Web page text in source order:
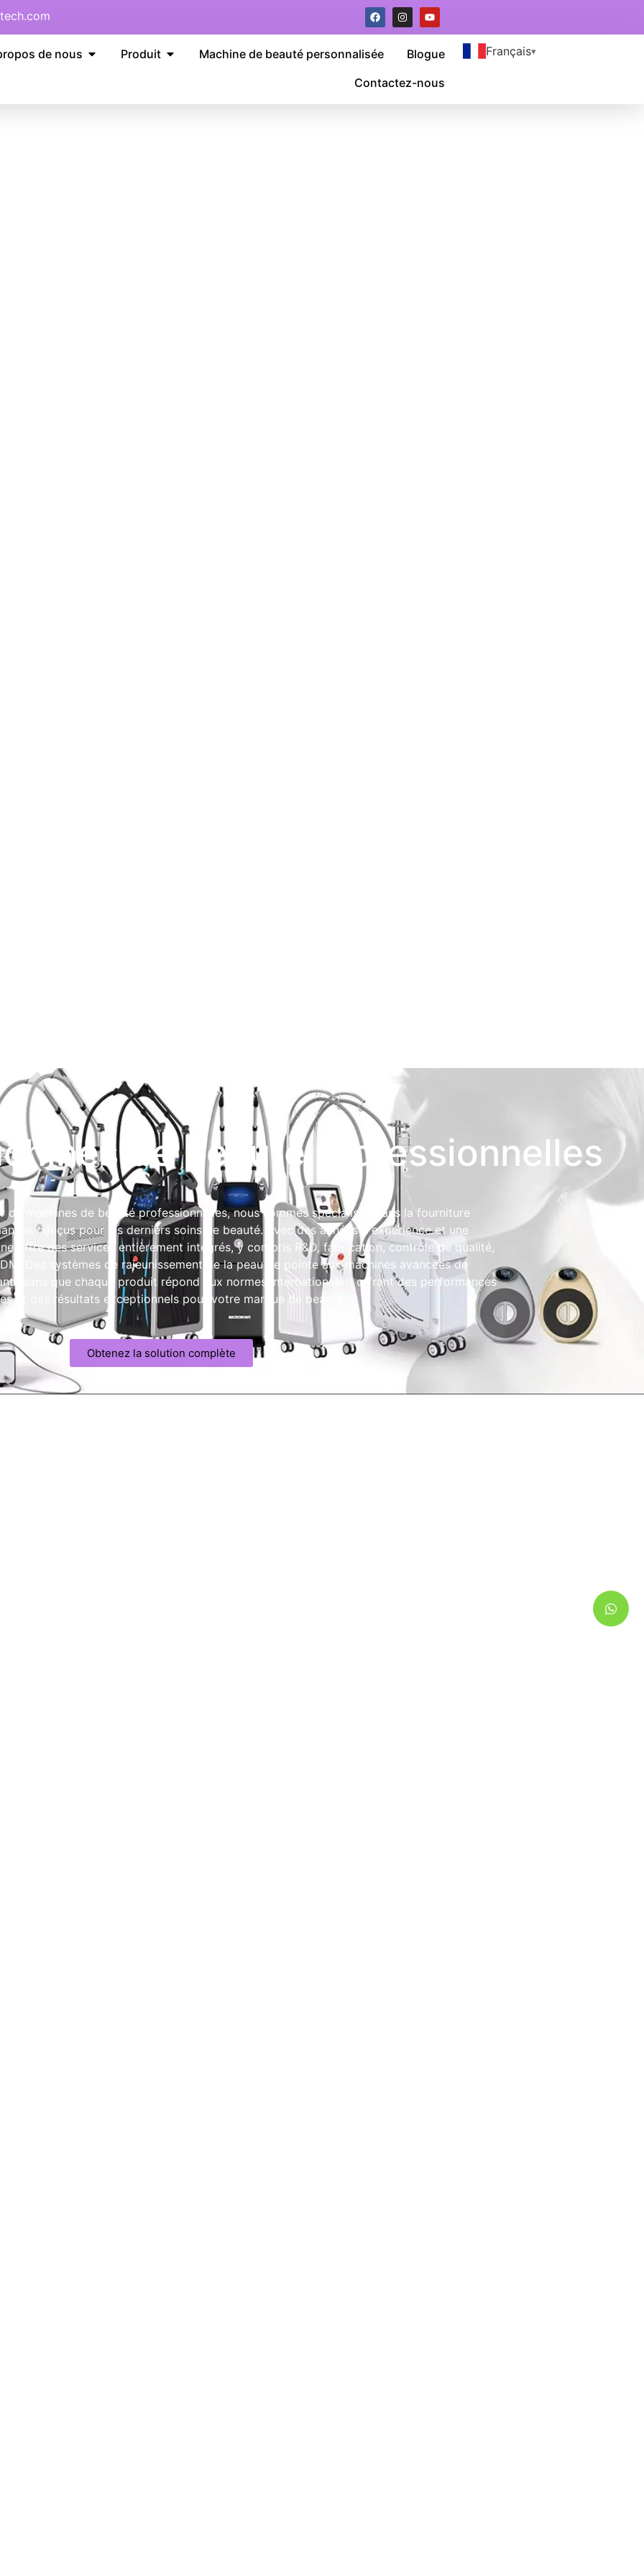
de nous Produit Machine de beauté personnalisée
Blogue
Contactez-nous
Français
de beauté professionnelles
de machines de beauté professionnelles, nous sommes spécialisés dans la fourniture
conçus pour les derniers soins de beauté. Avec des années d'expérience et une
offre des services entièrement intégrés, y compris R&D, fabrication, contrôle de qualité,
Des systèmes de rajeunissement de la peau de pointe aux machines avancées de
que chaque produit répond aux normes internationales, offrant des performances
et des résultats exceptionnels pour votre marque de beauté.
Obtenez la solution complète